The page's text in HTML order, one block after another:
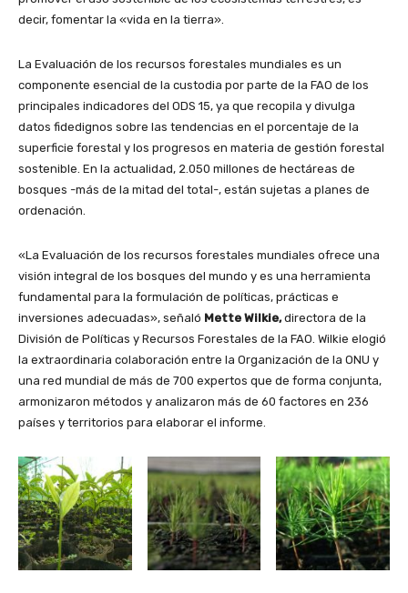
decir, fomentar la «vida en la tierra».
La Evaluación de los recursos forestales mundiales es un
componente esencial de la custodia por parte de la FAO de los
principales indicadores del ODS 15, ya que recopila y divulga
datos fidedignos sobre las tendencias en el porcentaje de la
superficie forestal y los progresos en materia de gestión forestal
sostenible. En la actualidad, 2.050 millones de hectáreas de
bosques -más de la mitad del total-, están sujetas a planes de
ordenación.
«La Evaluación de los recursos forestales mundiales ofrece una
visión integral de los bosques del mundo y es una herramienta
fundamental para la formulación de políticas, prácticas e
inversiones adecuadas», señaló Mette Wilkie,directora de la
División de Políticas y Recursos Forestales de la FAO. Wilkie elogió
la extraordinaria colaboración entre la Organización de la ONU y
una red mundial de más de 700 expertos que de forma conjunta,
armonizaron métodos y analizaron más de 60 factores en 236
países y territorios para elaborar el informe.